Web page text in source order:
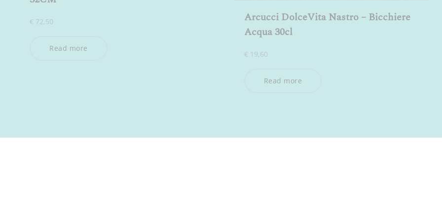
€ 72,50
Read more
Arcucci DolceVita Nastro – Bicchiere
Acqua 30cl
€ 19,60
Read more